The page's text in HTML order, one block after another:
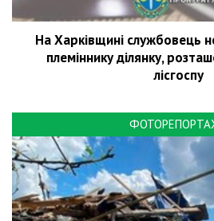
На Харківщині службовець
племіннику ділянку,
лісгоспу